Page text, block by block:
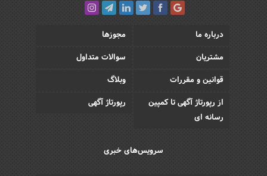
درباره ما
مجوزها
مشتریان
سوالات متداول
قوانین و مقررات
وبلاگ
از رپورتاژ آگهی تا کمپین
رسانه ای
رپورتاژ آگهی
سرویس‌های خبری